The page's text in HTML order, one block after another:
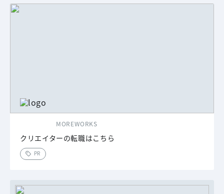
MOREWORKS
クリエイターの転職はこちら
PR